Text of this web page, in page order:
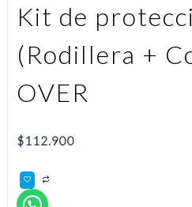
Kit de
(Rodillera +
OVER
$112.900